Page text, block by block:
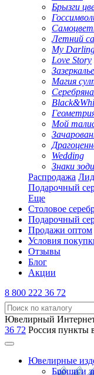
Брызги
Летний
My
Love Story
Зазеркалье
Магия
Мой
Wedding
Знаки
Распродажа
Подарочный
Еще
Столовое
Подарочный
Продажи оптом
Условия
Отзывы
Блог
Акции
8 800 222 36 72
Ювелирный
36 72 Россия пункты
Ювелирные
Броши и